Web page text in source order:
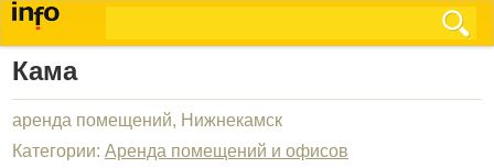
Кама
аренда помещений, Нижнекамск
Категории: Аренда помещений и офисов